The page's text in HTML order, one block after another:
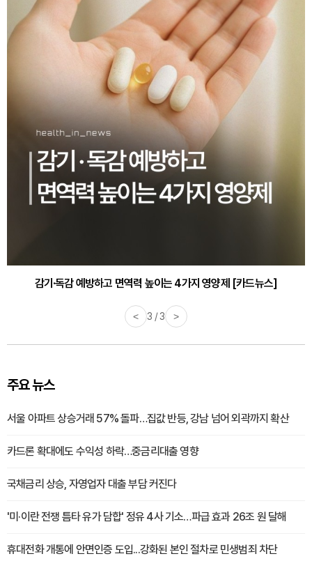
감기·독감 예방하고 면역력 높이는 4가지 영양제 [카드뉴스]
< 3 / 3 >
주요 뉴스
서울 아파트 상승거래 57% 돌파…집값 반등, 강남 넘어 외곽까지 확산
카드론 확대에도 수익성 하락…중금리대출 영향
국채금리 상승, 자영업자 대출 부담 커진다
'미·이란 전쟁 틈타 유가 담합' 정유 4사 기소…파급 효과 26조 원 달해
휴대전화 개통에 안면인증 도입...강화된 본인 절차로 민생범죄 차단